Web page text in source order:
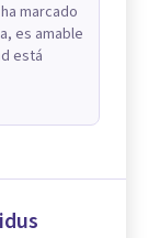
marcado
es amable
está